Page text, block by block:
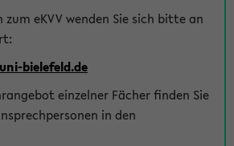
zum eKVV wenden Sie sich bitte an
bielefeld.de
einzelner Fächer finden Sie
in den